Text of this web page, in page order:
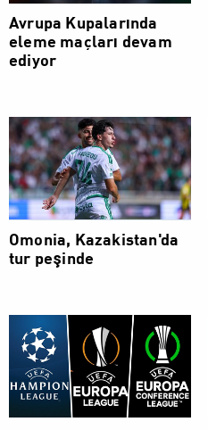
Avrupa Kupalarında
eleme maçları devam
ediyor
Omonia, Kazakistan'da
tur peşinde